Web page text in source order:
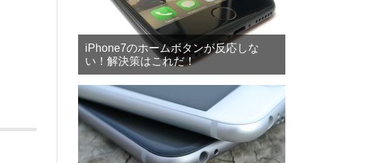
iPhone7のホームボタンが反応しな
い！解決策はこれだ！